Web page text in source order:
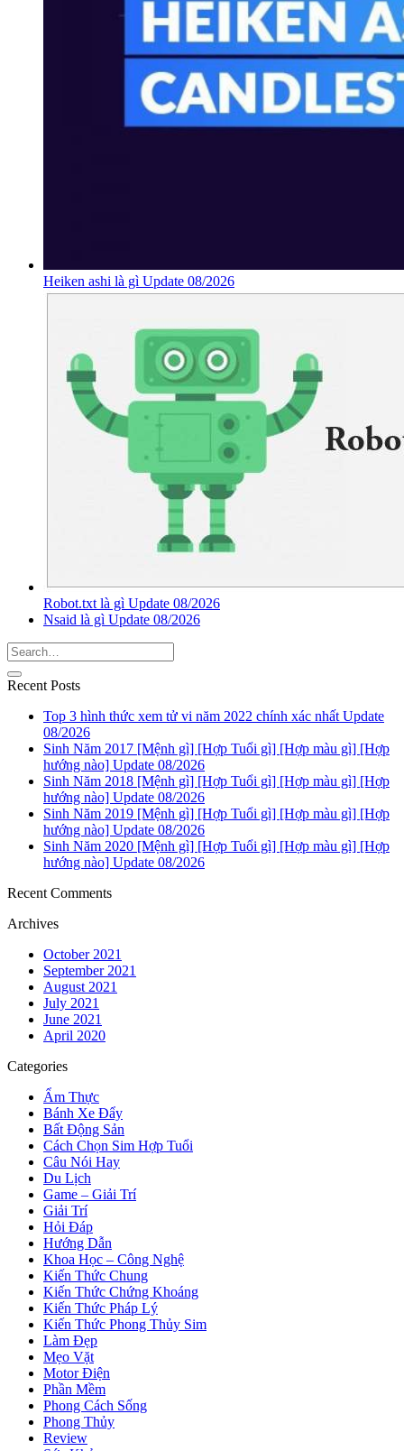
Heiken ashi là gì Update 08/2026
Robot.txt là gì Update 08/2026
Nsaid là gì Update 08/2026
Recent Posts
Top 3 hình thức xem tử vi năm 2022 chính xác nhất Update
08/2026
Sinh Năm 2017 [Mệnh gì] [Hợp Tuổi gì] [Hợp màu gì] [Hợp
hướng nào] Update 08/2026
Sinh Năm 2018 [Mệnh gì] [Hợp Tuổi gì] [Hợp màu gì] [Hợp
hướng nào] Update 08/2026
Sinh Năm 2019 [Mệnh gì] [Hợp Tuổi gì] [Hợp màu gì] [Hợp
hướng nào] Update 08/2026
Sinh Năm 2020 [Mệnh gì] [Hợp Tuổi gì] [Hợp màu gì] [Hợp
hướng nào] Update 08/2026
Recent Comments
Archives
October 2021
September 2021
August 2021
July 2021
June 2021
April 2020
Categories
Ẩm Thực
Bánh Xe Đẩy
Bất Động Sản
Cách Chọn Sim Hợp Tuổi
Câu Nói Hay
Du Lịch
Game – Giải Trí
Giải Trí
Hỏi Đáp
Hướng Dẫn
Khoa Học – Công Nghệ
Kiến Thức Chung
Kiến Thức Chứng Khoáng
Kiến Thức Pháp Lý
Kiến Thức Phong Thủy Sim
Làm Đẹp
Mẹo Vặt
Motor Điện
Phần Mềm
Phong Cách Sống
Phong Thủy
Review